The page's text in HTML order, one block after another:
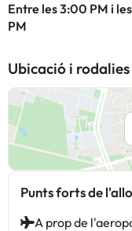
Entre les 3:00 PM i
PM
Ubicació i rodalies
Punts forts de
A prop de